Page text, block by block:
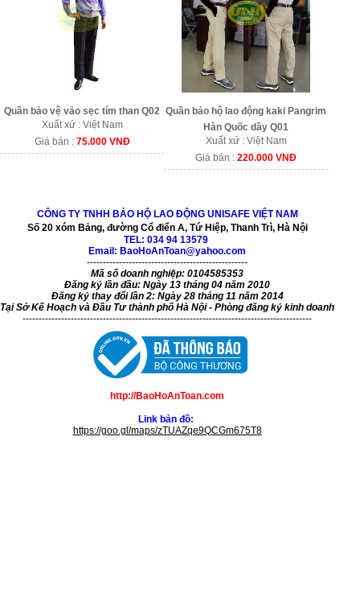
Quần bảo vệ vảo sẹc tím than Q02
Xuất xứ : Việt Nam
Giá bán : 75.000 VNĐ
Quần bảo hộ lao động kaki Pangrim
Hàn Quốc dầy Q01
Xuất xứ : Việt Nam
Giá bán :220.000 VNĐ
CÔNG TY TNHH BẢO HỘ LAO ĐỘNG UNISAFE VIỆT NAM
Số 20 xóm Bảng, đường Cổ điển A, Tứ Hiệp, Thanh Trì, Hà Nội
TEL: 034 94 13579
Email: BaoHoAnToan@yahoo.com
--------------------------------------------------
Mã số doanh nghiệp: 0104585353
Đăng ký lần đầu: Ngày 13 tháng 04 năm 2010
Đăng ký thay đổi lần 2: Ngày 28 tháng 11 năm 2014
Tại Sở Kế Hoạch và Đầu Tư thành phố Hà Nội - Phòng đăng ký kinh doanh
------------------------------------------------------------------------------------------
http://BaoHoAnToan.com
Link bản đồ:
https://goo.gl/maps/zTUAZqe9QCGm675T8